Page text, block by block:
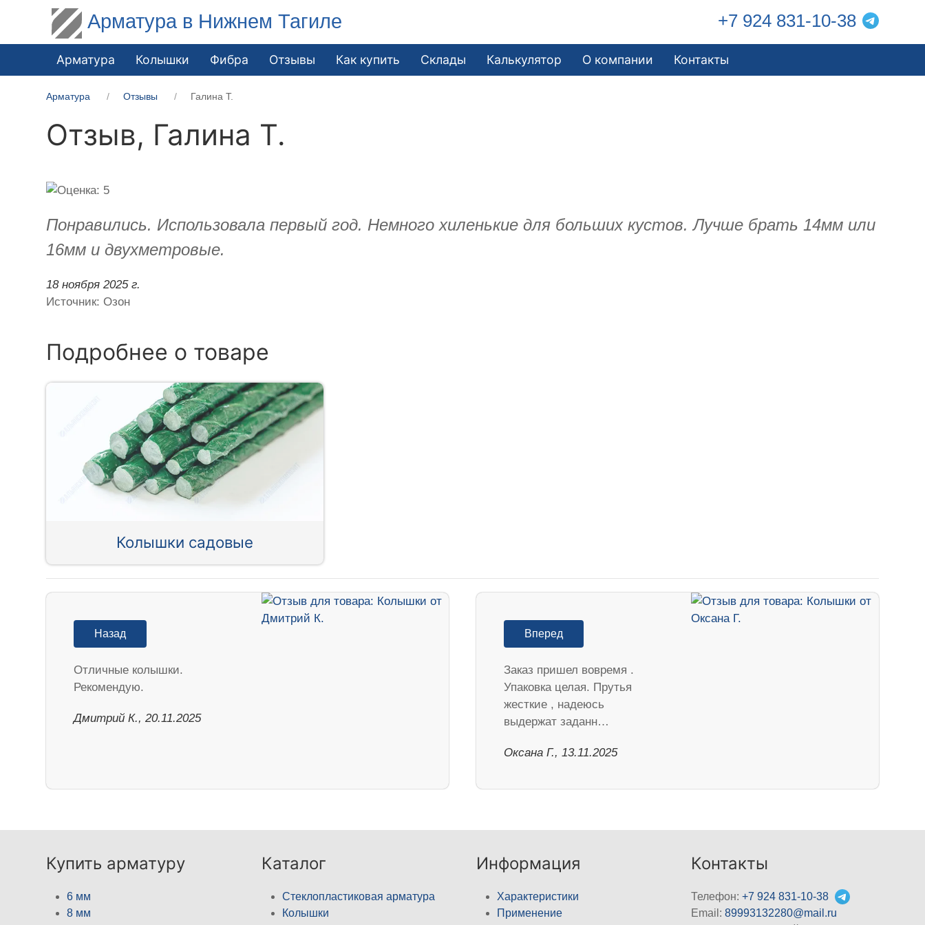
Арматура в Нижнем Тагиле +7 924 831-10-38
Арматура Колышки Фибра Отзывы Как купить Склады Калькулятор О компании Контакты
Арматура Отзывы Галина Т.
Отзыв, Галина Т.
Понравились. Использовала первый год. Немного хиленькие для больших кустов. Лучше брать 14мм или
16мм и двухметровые.
18 ноября 2025 г.
Источник: Озон
Подробнее о товаре
Колышки садовые
Назад
Отличные колышки.
Рекомендую.
Дмитрий К., 20.11.2025
Вперед
Заказ пришел вовремя .
Упаковка целая. Прутья
жесткие , надеюсь
выдержат заданн…
Оксана Г., 13.11.2025
Купить арматуру
6 мм
8 мм
Каталог
Стеклопластиковая арматура
Колышки
Информация
Характеристики
Применение
Контакты
Телефон:+7 924 831-10-38
Email:89993132280@mail.ru